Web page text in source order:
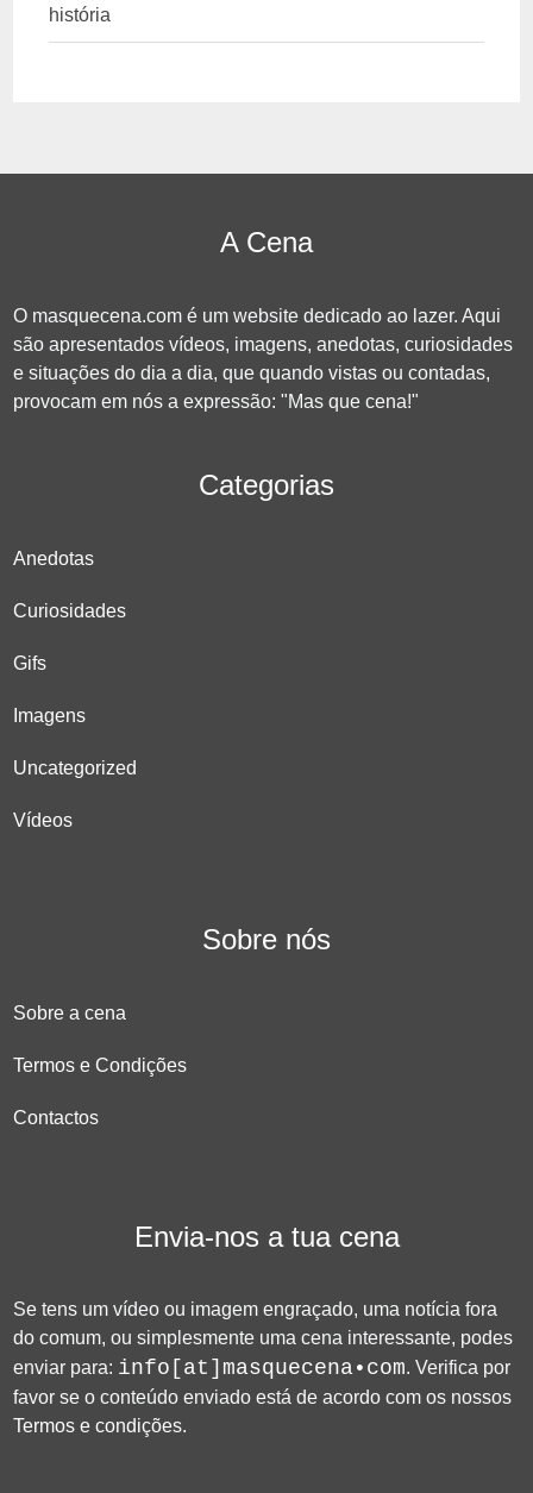
história
A Cena
O masquecena.com é um website dedicado ao lazer. Aqui
são apresentados vídeos, imagens, anedotas, curiosidades
e situações do dia a dia, que quando vistas ou contadas,
provocam em nós a expressão: "Mas que cena!"
Categorias
Anedotas
Curiosidades
Gifs
Imagens
Uncategorized
Vídeos
Sobre nós
Sobre a cena
Termos e Condições
Contactos
Envia-nos a tua cena
Se tens um vídeo ou imagem engraçado, uma notícia fora
do comum, ou simplesmente uma cena interessante, podes
enviar para: info[at]masquecena•com. Verifica por
favor se o conteúdo enviado está de acordo com os nossos
Termos e condições.